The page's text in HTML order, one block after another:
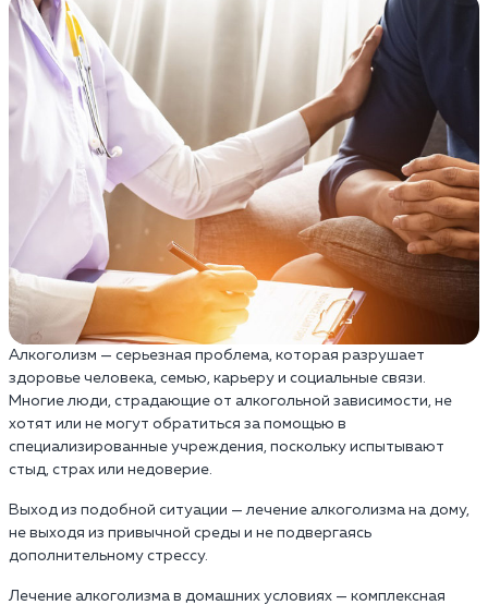
Алкоголизм — серьезная проблема, которая разрушает
здоровье человека, семью, карьеру и социальные связи.
Многие люди, страдающие от алкогольной зависимости, не
хотят или не могут обратиться за помощью в
специализированные учреждения, поскольку испытывают
стыд, страх или недоверие.
Выход из подобной ситуации — лечение алкоголизма на дому,
не выходя из привычной среды и не подвергаясь
дополнительному стрессу.
Лечение алкоголизма в домашних условиях — комплексная